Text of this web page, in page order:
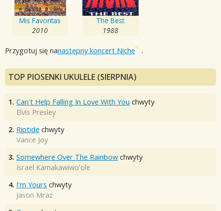
Mis Favoritas
2010
The Best
1988
Przygotuj się nanastępny koncert Niche .
TOP PIOSENKI UKULELE (SIERPNIA)
1. Can't Help Falling In Love With You chwyty
Elvis Presley
2. Riptide chwyty
Vance Joy
3. Somewhere Over The Rainbow chwyty
Israel Kamakawiwo'ole
4. I'm Yours chwyty
Jason Mraz